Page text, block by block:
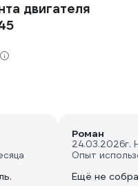
двигателя
Роман
24.03.2026г.
Опыт
Ещё не